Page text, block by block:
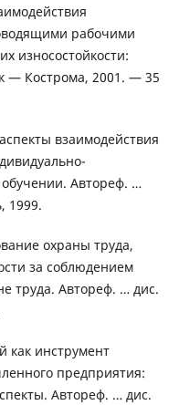
рабочими
износостойкости:
— Кострома, 2001. — 35
взаимодействия
Автореф. …
1999.
охраны труда,
за соблюдением
труда. Автореф. … дис.
как инструмент
предприятия:
Автореф. … дис.